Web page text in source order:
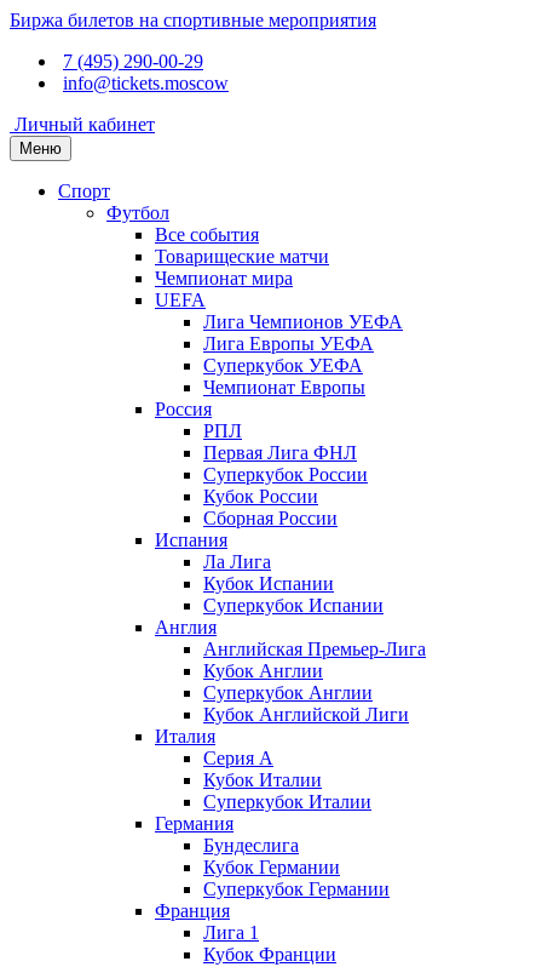
Биржа билетов на спортивные мероприятия
7 (495) 290-00-29
info@tickets.moscow
Личный кабинет
Меню
Спорт
Футбол
Все события
Товарищеские матчи
Чемпионат мира
UEFA
Лига Чемпионов УЕФА
Лига Европы УЕФА
Суперкубок УЕФА
Чемпионат Европы
Россия
РПЛ
Первая Лига ФНЛ
Суперкубок России
Кубок России
Сборная России
Испания
Ла Лига
Кубок Испании
Суперкубок Испании
Англия
Английская Премьер-Лига
Кубок Англии
Суперкубок Англии
Кубок Английской Лиги
Италия
Серия А
Кубок Италии
Суперкубок Италии
Германия
Бундеслига
Кубок Германии
Суперкубок Германии
Франция
Лига 1
Кубок Франции